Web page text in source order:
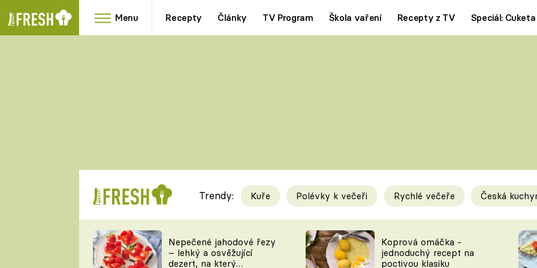
Menu Recepty Články TV Program Škola vaření Recepty z TV Speciál: Cuketa
RYCHLOVKY
Videorecepty
TEĎ VAŘÍ ŠÉF!
Tipy a triky
KAM ZA JÍDLEM
Trendy: Kuře Polévky k večeři Rychlé večeře Česká
Nepečené jahodové řezy
– lehký a osvěžující
dezert, na který
Koprová omáčka -
jednoduchý recept na
poctivou klasiku